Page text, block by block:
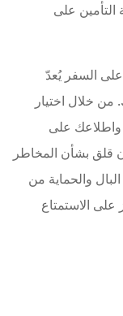
على
على السفر يُعدّ
من خلال اختيار
واطلاعك على
قلق بشأن المخاطر
والحماية من
على الاستمتاع